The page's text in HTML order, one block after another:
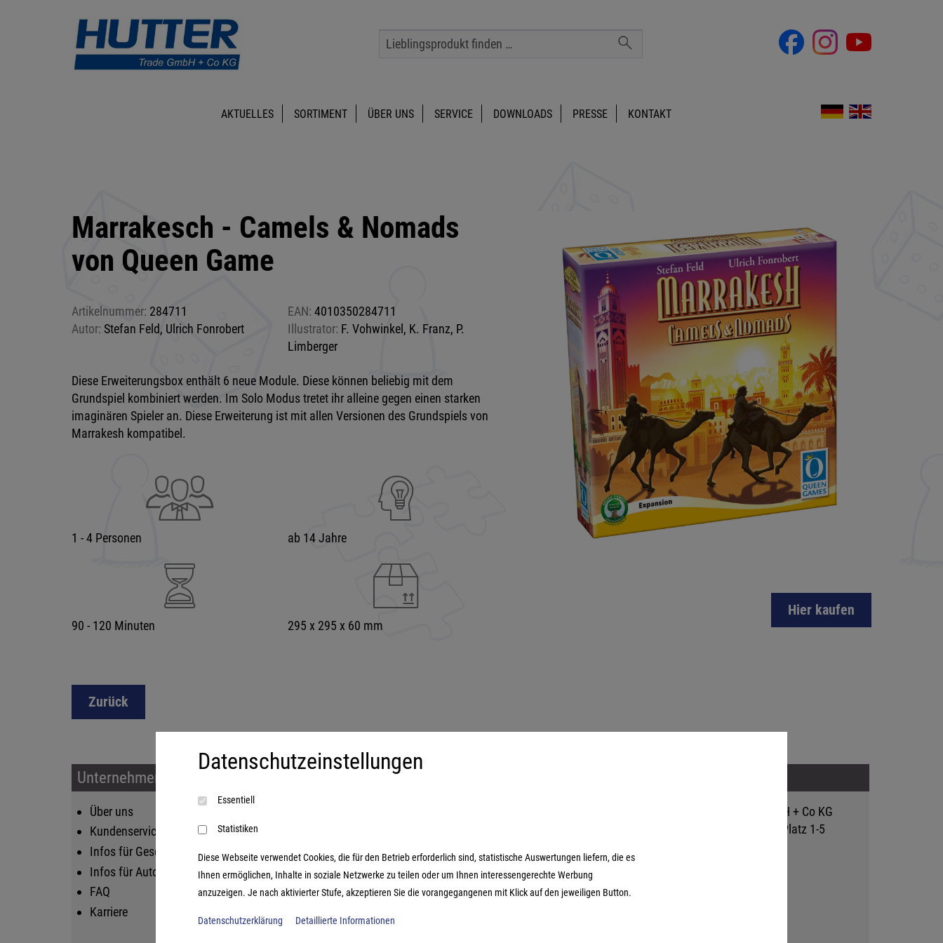
AKTUELLES SORTIMENT ÜBER UNS SERVICE DOWNLOADS PRESSE KONTAKT
Marrakesch - Camels & Nomads
von Queen Game
Artikelnummer: 284711 EAN: 4010350284711
Autor: Stefan Feld, Ulrich Fonrobert Illustrator: F. Vohwinkel, K. Franz, P.
Limberger
Diese Erweiterungsbox enthält 6 neue Module. Diese können beliebig mit dem
Grundspiel kombiniert werden. Im Solo Modus tretet ihr alleine gegen einen starken
imaginären Spieler an. Diese Erweiterung ist mit allen Versionen des Grundspiels von
Marrakesh kompatibel.
1 - 4 Personen ab 14 Jahre
90 - 120 Minuten 295 x 295 x 60 mm
Hier kaufen
Zurück
Unternehmen & Service
Über uns
Kundenservice
Infos für Geschäftskunden
Infos für Autoren
FAQ
Karriere
Strategiespiele
Lifestyle-Spiele
Logikspiele
Datenschutzerklärung
Hutter Trade GmbH + Co KG
Bgm.-Landmann-Platz 1-5
Datenschutzeinstellungen
Essentiell
Statistiken
Diese Webseite verwendet Cookies, die für den Betrieb erforderlich sind, statistische Auswertungen liefern, die es
Ihnen ermöglichen, Inhalte in soziale Netzwerke zu teilen oder um Ihnen interessengerechte Werbung
anzuzeigen. Je nach aktivierter Stufe, akzeptieren Sie die vorangegangenen mit Klick auf den jeweiligen Button.
Datenschutzerklärung Detaillierte Informationen